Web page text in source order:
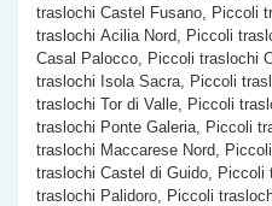
traslochi Castel Fusano, Piccoli
traslochi Acilia Nord, Piccoli
Casal Palocco, Piccoli traslochi
traslochi Isola Sacra, Piccoli
traslochi Tor di Valle, Piccoli
traslochi Ponte Galeria, Piccoli
traslochi Maccarese Nord,
traslochi Castel di Guido, Piccoli
traslochi Palidoro, Piccoli